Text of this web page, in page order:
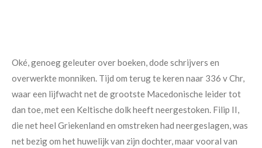
Oké, genoeg geleuter over boeken, dode schrijvers en
overwerkte monniken. Tijd om terug te keren naar 336 v Chr,
waar een lijfwacht net de grootste Macedonische leider tot
dan toe, met een Keltische dolk heeft neergestoken. Filip II,
die net heel Griekenland en omstreken had neergeslagen, was
net bezig om het huwelijk van zijn dochter, maar vooral van